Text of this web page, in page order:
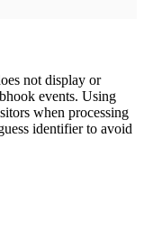
not display or
events. Using
when processing
identifier to avoid